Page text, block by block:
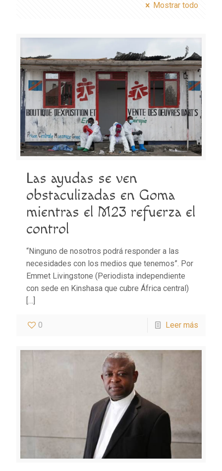
Mostrar todo
Las ayudas se ven
obstaculizadas en Goma
mientras el M23 refuerza el
control
“Ninguno de nosotros podrá responder a las
necesidades con los medios que tenemos”. Por
Emmet Livingstone (Periodista independiente
con sede en Kinshasa que cubre África central)
[…]
0 Leer más